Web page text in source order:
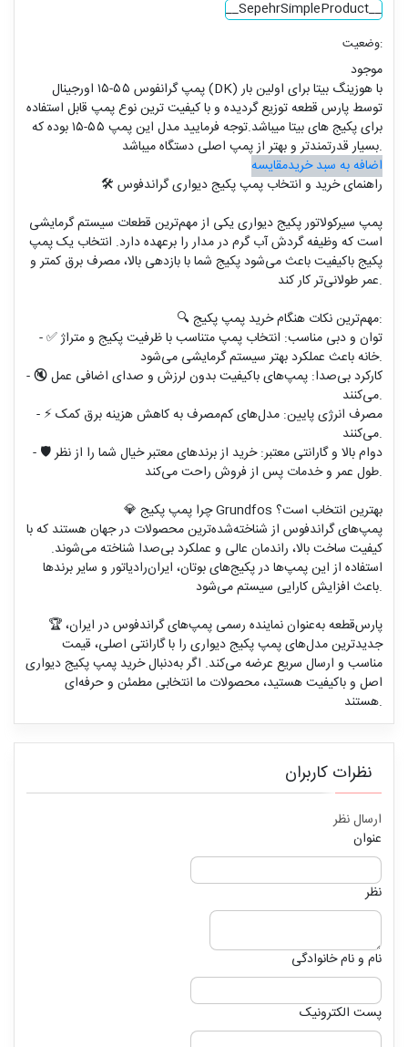
__SepehrSimpleProduct__
وضعیت:
موجود
پمپ گرانفوس ۵۵-۱۵ اورجینال (DK) با هوزینگ بیتا برای اولین بار
توسط پارس قطعه توزیع گردیده و با کیفیت ترین نوع پمپ قابل استفاده
برای پکیج های بیتا میباشد.توجه فرمایید مدل این پمپ ۵۵-۱۵ بوده که
بسیار قدرتمندتر و بهتر از پمپ اصلی دستگاه میباشد.
اضافه به سبد خریدمقایسه
🛠️ راهنمای خرید و انتخاب پمپ پکیج دیواری گراندفوس
پمپ سیرکولاتور پکیج دیواری یکی از مهم‌ترین قطعات سیستم گرمایشی
است که وظیفه گردش آب گرم در مدار را برعهده دارد. انتخاب یک پمپ
پکیج باکیفیت باعث می‌شود پکیج شما با بازدهی بالا، مصرف برق کمتر و
عمر طولانی‌تر کار کند.
🔍 مهم‌ترین نکات هنگام خرید پمپ پکیج:
- ✅ توان و دبی مناسب: انتخاب پمپ متناسب با ظرفیت پکیج و متراژ
خانه باعث عملکرد بهتر سیستم گرمایشی می‌شود.
- 🔇 کارکرد بی‌صدا: پمپ‌های باکیفیت بدون لرزش و صدای اضافی عمل
می‌کنند.
- ⚡ مصرف انرژی پایین: مدل‌های کم‌مصرف به کاهش هزینه برق کمک
می‌کنند.
- 🛡️ دوام بالا و گارانتی معتبر: خرید از برندهای معتبر خیال شما را از نظر
طول عمر و خدمات پس از فروش راحت می‌کند.
💎 چرا پمپ پکیج Grundfos بهترین انتخاب است؟
پمپ‌های گراندفوس از شناخته‌شده‌ترین محصولات در جهان هستند که با
کیفیت ساخت بالا، راندمان عالی و عملکرد بی‌صدا شناخته می‌شوند.
استفاده از این پمپ‌ها در پکیج‌های بوتان، ایران‌رادیاتور و سایر برندها
باعث افزایش کارایی سیستم می‌شود.
🏆 پارس‌قطعه به‌عنوان نماینده رسمی پمپ‌های گراندفوس در ایران،
جدیدترین مدل‌های پمپ پکیج دیواری را با گارانتی اصلی، قیمت
مناسب و ارسال سریع عرضه می‌کند. اگر به‌دنبال خرید پمپ پکیج دیواری
اصل و باکیفیت هستید، محصولات ما انتخابی مطمئن و حرفه‌ای
هستند.
نظرات کاربران
ارسال نظر
عنوان
نظر
نام و نام خانوادگی
پست الکترونیک